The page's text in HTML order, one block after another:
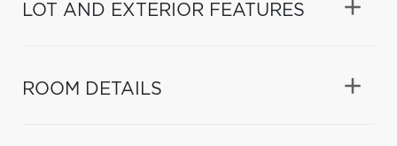
LOT AND EXTERIOR FEATURES
ROOM DETAILS